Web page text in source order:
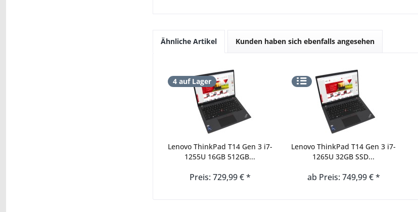
Ähnliche Artikel Kunden haben sich ebenfalls angesehen
4 auf Lager
Lenovo ThinkPad T14 Gen 3 i7-
1255U 16GB 512GB...
Preis: 729,99 € *
Lenovo ThinkPad T14 Gen 3 i7-
1265U 32GB SSD...
ab Preis: 749,99 € *